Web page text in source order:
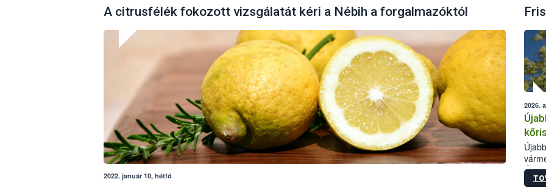
A citrusfélék fokozott vizsgálatát kéri a Nébih a forgalmazóktól
2022. január 10, hétfő
2026.